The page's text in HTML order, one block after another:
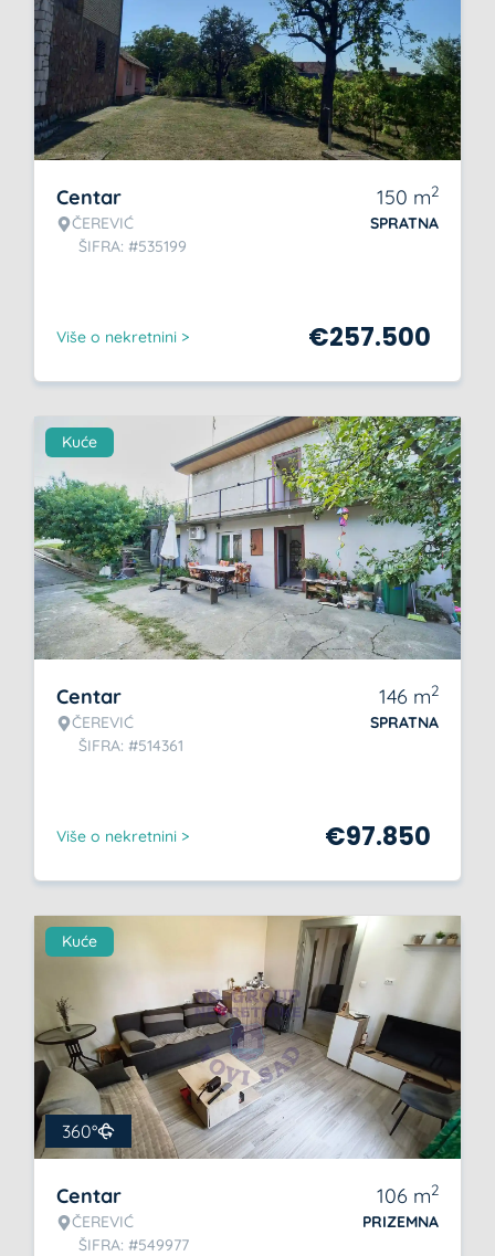
Centar
ČEREVIĆ
ŠIFRA: #535199
150 m2
SPRATNA
Više o nekretnini > €257.500
Kuće
Centar
ČEREVIĆ
ŠIFRA: #514361
146 m2
SPRATNA
Više o nekretnini > €97.850
Kuće
360°
Centar
ČEREVIĆ
ŠIFRA: #549977
106 m2
PRIZEMNA